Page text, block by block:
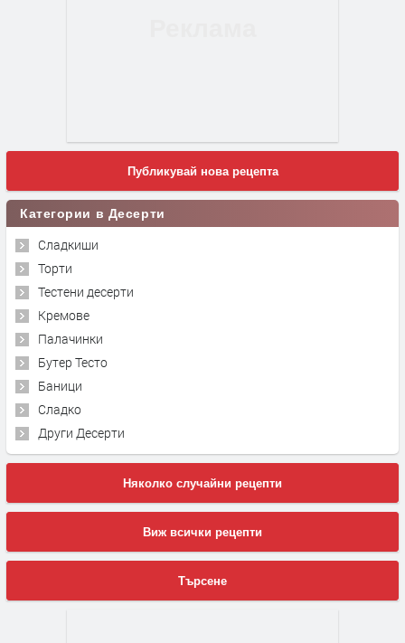
Публикувай нова рецепта
Категории в Десерти
Сладкиши
Торти
Тестени десерти
Кремове
Палачинки
Бутер Тесто
Баници
Сладко
Други Десерти
Няколко случайни рецепти
Виж всички рецепти
Търсене